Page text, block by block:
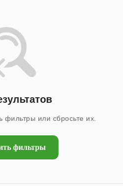
фильтры или сбросьте их.
фильтры